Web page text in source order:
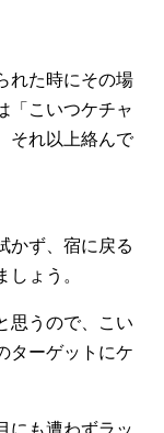
れた時にその場
「こいつケチャ
それ以上絡んで
かず、宿に戻る
ょう。
思うので、こい
ターゲットにケ
にも遭わずラッ